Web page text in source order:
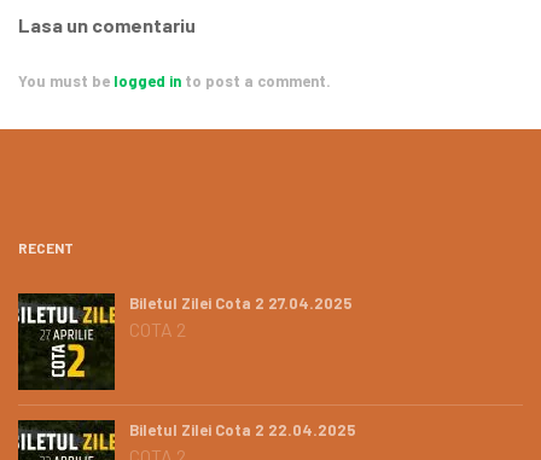
Lasa un comentariu
You must be logged in to post a comment.
RECENT
Biletul Zilei Cota 2 27.04.2025
COTA 2
Biletul Zilei Cota 2 22.04.2025